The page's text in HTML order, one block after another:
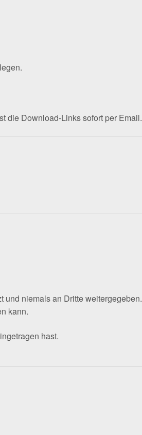
die Download-Links sofort per Email.
niemals an Dritte weitergegeben.
kann.
hast.